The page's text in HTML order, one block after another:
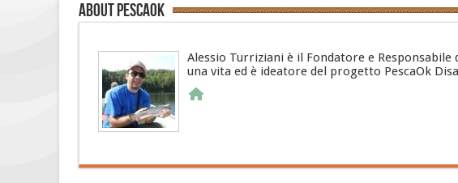
About PescaOk
Alessio Turriziani è il Fondatore e
una vita ed è ideatore del progetto PescaOk